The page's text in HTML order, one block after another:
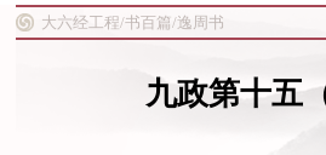
大六经工程/书百篇/逸周书
九政第十五